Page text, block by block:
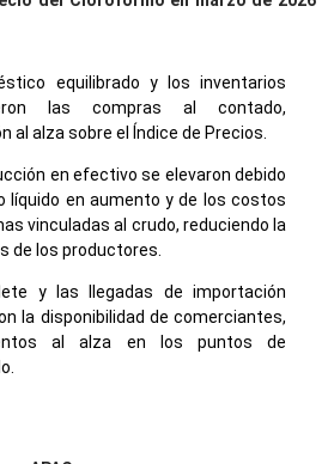
equilibrado y los inventarios
las compras al contado,
al alza sobre el Índice de Precios.
en efectivo se elevaron debido
líquido en aumento y de los costos
vinculadas al crudo, reduciendo la
de los productores.
y las llegadas de importación
la disponibilidad de comerciantes,
al alza en los puntos de